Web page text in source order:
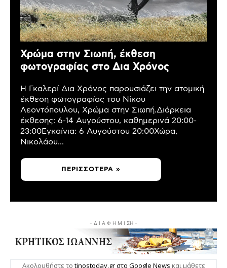
Χρώμα στην Σιωπή, έκθεση
φωτογραφίας στο Δια Χρόνος
Η Γκαλερί Δια Χρόνος παρουσιάζει την ατομική
έκθεση φωτογραφίας του Νίκου
Λεοντόπουλου, Χρώμα στην Σιωπή.Διάρκεια
έκθεσης: 6-14 Αυγούστου, καθημερινά 20:00-
23:00Εγκαίνια: 6 Αυγούστου 20:00Χώρα,
Νικολάου...
ΠΕΡΙΣΣΌΤΕΡΑ »
- Δ Ι Α Φ Η Μ Ι ΣΗ -
Ακολουθήστε το tinostoday.gr στο Google News και μάθετε